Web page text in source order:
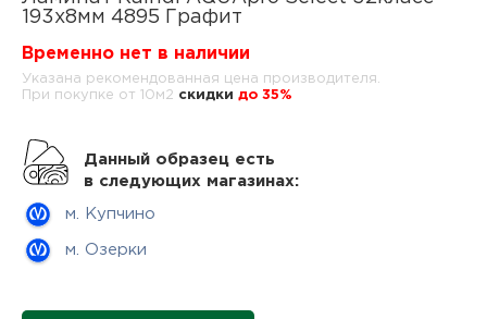
193x8мм 4895 Графит
Временно нет в наличии
Указана рекомендованная цена производителя.
При покупке от 10м2 cкидки до 35%
Данный образец есть
в следующих магазинах:
м. Купчино
м. Озерки